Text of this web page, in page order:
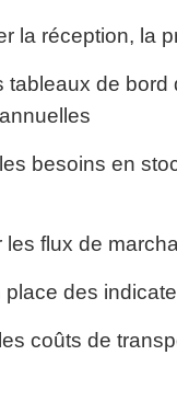
la réception, la
tableaux de
besoins en
les flux de
place des
coûts de